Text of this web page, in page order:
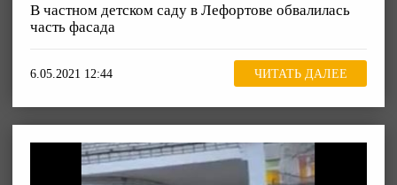
В частном детском саду в Лефортове обвалилась
часть фасада
6.05.2021 12:44 ЧИТАТЬ ДАЛЕЕ